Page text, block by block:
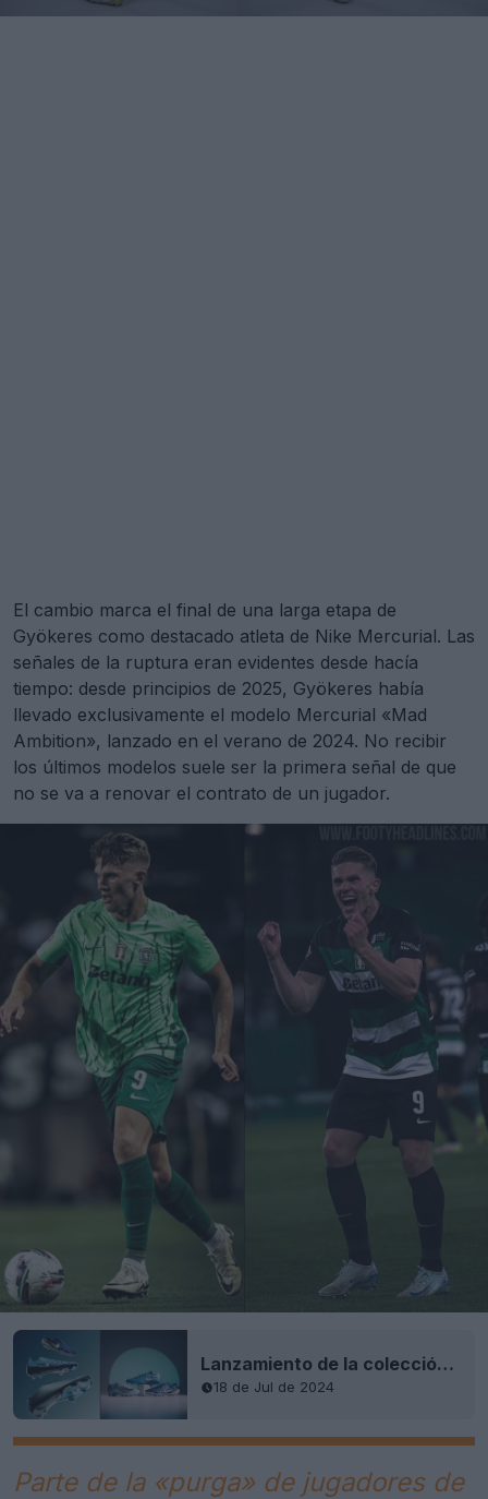
El cambio marca el final de una larga etapa de
Gyökeres como destacado atleta de Nike Mercurial. Las
señales de la ruptura eran evidentes desde hacía
tiempo: desde principios de 2025, Gyökeres había
llevado exclusivamente el modelo Mercurial «Mad
Ambition», lanzado en el verano de 2024. No recibir
los últimos modelos suele ser la primera señal de que
no se va a renovar el contrato de un jugador.
Lanzamiento de la colección de botas Nike 'Mad Ambition' 24-25 Nueva Temporada
18 de Jul de 2024
Parte de la «purga» de jugadores de